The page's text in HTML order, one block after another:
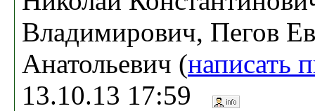
Владимирович, Пегов
Анатольевич (написать
13.10.13 17:59